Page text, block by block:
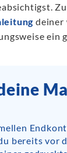
deiner
ein
bereits vor